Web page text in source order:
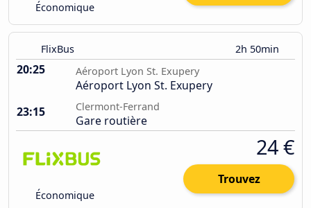
Économique
FlixBus 2h 50min
20:25 Aéroport Lyon St. Exupery
Aéroport Lyon St. Exupery
23:15
Clermont-Ferrand
Gare routière
Économique
24 €
Trouvez